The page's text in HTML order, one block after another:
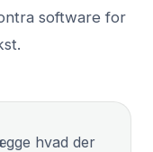
software for
hvad der